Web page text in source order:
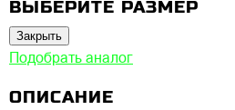
ВЫБЕРИТЕ РАЗМЕР
Закрыть
Подобрать аналог
ОПИСАНИЕ